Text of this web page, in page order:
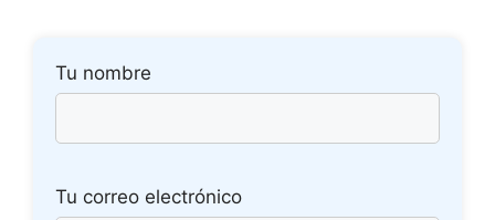
Tu nombre
Tu correo electrónico